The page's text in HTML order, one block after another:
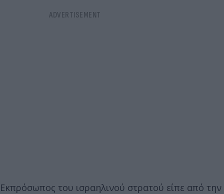
Εκπρόσωπος του ισραηλινού στρατού είπε από την